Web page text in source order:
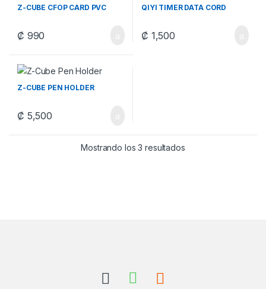
Z-CUBE CFOP CARD PVC
₡ 990
QIYI TIMER DATA CORD
₡ 1,500
Z-CUBE PEN HOLDER
₡ 5,500
Mostrando los 3 resultadosOrdenado por los